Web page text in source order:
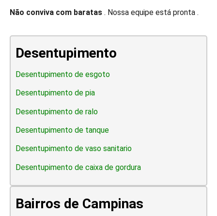
Não conviva com baratas . Nossa equipe está pronta .
Desentupimento
Desentupimento de esgoto
Desentupimento de pia
Desentupimento de ralo
Desentupimento de tanque
Desentupimento de vaso sanitario
Desentupimento de caixa de gordura
Bairros de Campinas